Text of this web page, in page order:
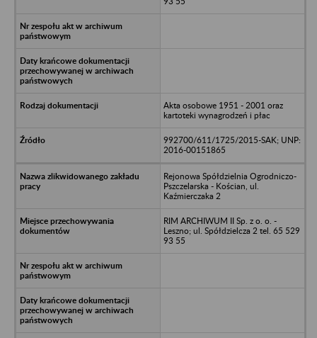
Akta osobowe 1951 - 2001 oraz
kartoteki wynagrodzeń i płac
992700/611/1725/2015-SAK; UNP:
2016-00151865
Rejonowa Spółdzielnia Ogrodniczo-
Pszczelarska - Kościan, ul.
Kaźmierczaka 2
RIM ARCHIWUM II Sp. z o. o. -
Leszno; ul. Spółdzielcza 2 tel. 65 529
93 55